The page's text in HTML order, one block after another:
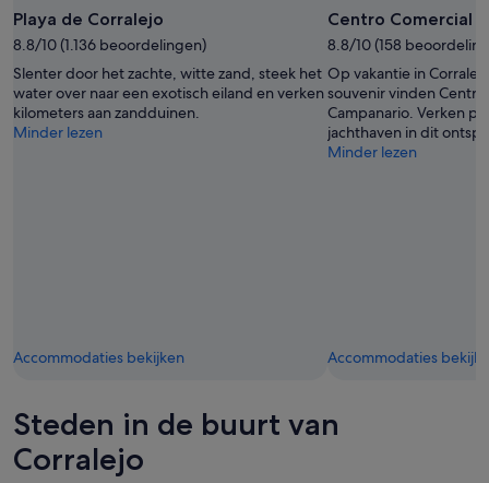
Playa de Corralejo
8.8/10 (1.136 beoordelingen)
Slenter door het zachte, witte zand, steek het
water over naar een exotisch eiland en verken
kilometers aan zandduinen.
Minder lezen
Accommodaties bekijken
Centro Comercial
8.8/10 (158
Op vakantie in
souvenir vinden Centro
Campanario. Verken
jachthaven in dit
Minder lezen
Accommodaties
Steden in de buurt van
Corralejo